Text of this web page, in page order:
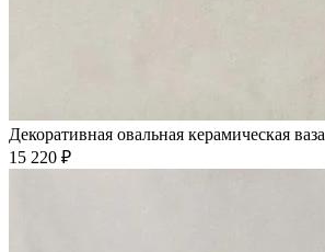
Декоративная овальная керамическая ваза
15 220 ₽